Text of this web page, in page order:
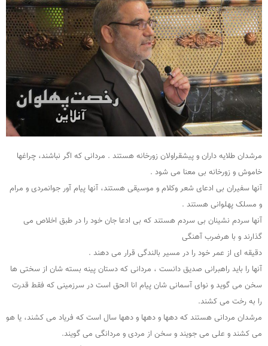
مرشدان طلایه داران و پیشقراولان زورخانه هستند . مردانی که اگر نباشند، چراغها
خاموش و زورخانه بی معنا می شود .
آنها سفیران بی ادعای شعر وکلام و موسیقی هستند، آنها پیام آور جوانمردی و مرام
و مسلک پهلوانی هستند .
آنها سردم نشینان بی سردم هستند که بی ادعا جان خود را در طبق اخلاص می
گذارند و با هرضرب آهنگی
دقیقه ای از عمر خود را در مسیر بالندگی قرار می دهند .
آنها را باید راهبرانی صدیق دانست ، مردانی که دستان پینه بسته شان از سختی ها
سخن می گوید و نوای آسمانی شان پیام انا الحق است در سرزمینی که فقط قدرت
را به رخت می کشند.
مرشدان مردانی هستند که دهها و دهها و دهها سال است که فریاد می کشند، یا هو
می کشند و علی می جویند و سخن از مردی و مردانگی می گویند.